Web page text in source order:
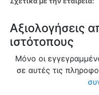
Αξιολογήσεις
ιστότοπους
Μόνο οι
σε αυτές τις